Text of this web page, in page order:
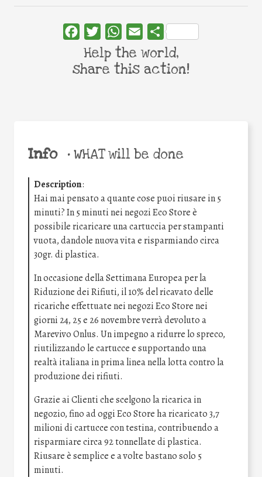
Info •WHAT will be done
Description:
Hai mai pensato a quante cose puoi riusare in 5
minuti? In 5 minuti nei negozi Eco Store è
possibile ricaricare una cartuccia per stampanti
vuota, dandole nuova vita e risparmiando circa
30gr. di plastica.
In occasione della Settimana Europea per la
Riduzione dei Rifiuti, il 10% del ricavato delle
ricariche effettuate nei negozi Eco Store nei
giorni 24, 25 e 26 novembre verrà devoluto a
Marevivo Onlus. Un impegno a ridurre lo spreco,
riutilizzando le cartucce e supportando una
realtà italiana in prima linea nella lotta contro la
produzione dei rifiuti.
Grazie ai Clienti che scelgono la ricarica in
negozio, fino ad oggi Eco Store ha ricaricato 3,7
milioni di cartucce con testina, contribuendo a
risparmiare circa 92 tonnellate di plastica.
Riusare è semplice e a volte bastano solo 5
minuti.
FacebookTwitterWhatsApp
Email Share
Help the world,
share this action!